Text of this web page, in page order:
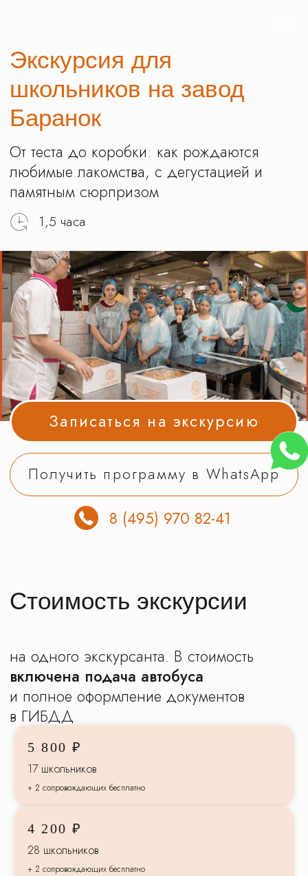
1,5 часа
От теста до коробки: как рождаются
любимые лакомства, с дегустацией и
школьников на завод
Баранок
Записаться на экскурсию
Получить программу в WhatsApp
8 (495) 970 82-41
на одного экскурсанта. В стоимость
включена подача автобуса
и полное оформление документов
Стоимость экскурсии
5 800 ₽
17 школьников
+ 2 сопровождающих бесплатно
4 200 ₽
28 школьников
+ 2 сопровождающих бесплатно
Доверьте организацию
экскурсий